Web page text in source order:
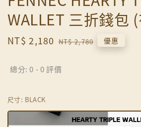
WALLET 三折錢包
Sale
NT$ 2,180 Regular
NT$ 2,780 優惠
總分:0 -0評價
尺寸: BLACK